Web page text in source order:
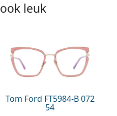
leuk
Tom Ford FT5984-B 072
54